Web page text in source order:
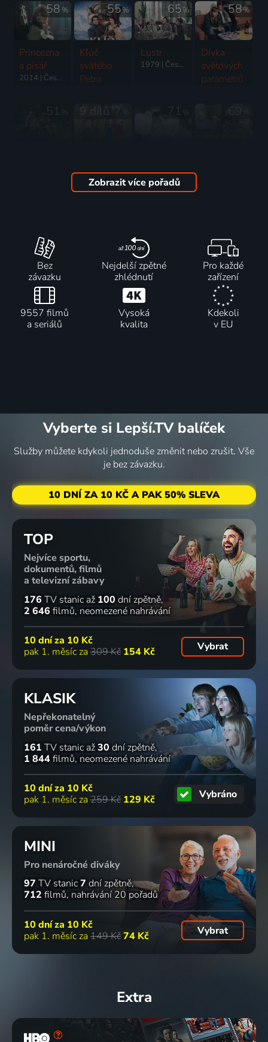
58 %
Princezna
a písař
2014 | Česká republika | Pohádka
55%
Kľúč
svätého
Petra
65%
Lustr
1979 | Československo | Komedie
58%
Dívka
světových
parametrů
51 77
9 dílů
na
prázdninách
71
Alfonse
Karáska
69
Já to tedy
beru,
séfe...!
šafránové
Jedna
kočka za
druhou
Svatba
upírů
40%
Zobrazit více pořadů
Bez
závazku
Nejdelší zpětné
zhlédnutí
Pro každé
zařízení
9557 filmů
a seriálů
Vysoká
kvalita
Kdekoli
v EU
Vyberte si Lepší.TV balíček
Služby můžete kdykoli jednoduše změnit nebo zrušit. Vše
je bez závazku.
10 DNÍ ZA 10 KČ A PAK 50% SLEVA
TOP
Nejvíce sportu,
dokumentů, filmů
a televizní zábavy
176 TV stanic až 100 dní zpětně
2 646 filmů neomezené nahrávání
10 dní za 10 Kč
pak 1. měsíc za 309 Kč 154 Kč Vybrat
KLASIK
Nepřekonatelný
poměr cena/výkon
161 TV stanic až30 dní zpětně
1 844filmů neomezené nahrávání
10 dní za 10 Kč
pak 1. měsíc za 259 Kč 129 Kč Vybráno
MINI
Pro nenáročné diváky
97 TV stanic7 dní zpětně
712 filmů nahrávání 20 pořadů
10 dní za 10 Kč
pak 1. měsíc za 149 Kč74 Kč Vybrat
Extra